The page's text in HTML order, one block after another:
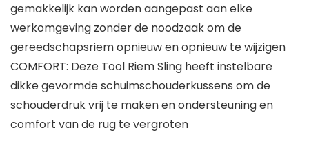
gemakkelijk kan worden aangepast aan elke
werkomgeving zonder de noodzaak om de
gereedschapsriem opnieuw en opnieuw te wijzigen
COMFORT: Deze Tool Riem Sling heeft instelbare
dikke gevormde schuimschouderkussens om de
schouderdruk vrij te maken en ondersteuning en
comfort van de rug te vergroten